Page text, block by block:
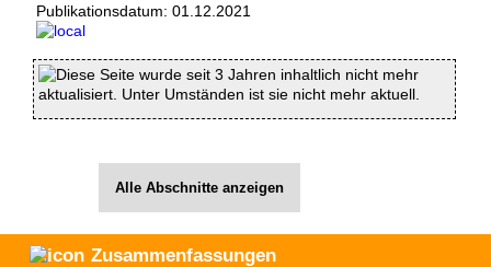
Publikationsdatum: 01.12.2021
Diese Seite wurde seit 3 Jahren inhaltlich nicht mehr
aktualisiert. Unter Umständen ist sie nicht mehr aktuell.
Alle Abschnitte anzeigen
Zusammenfassungen